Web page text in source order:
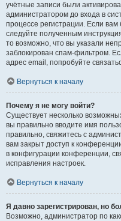
учётные записи были
администратором до входа в
процессе регистрации. Если
следуйте полученным
то возможно, что вы указали
заблокирован спам-фильтром.
адрес email, попробуйте
Вернуться к началу
Почему я не могу войти?
Существует несколько
вы правильно вводите имя
правильно, свяжитесь с
вам закрыт доступ к
в конфигурации конференции,
исправления настроек.
Вернуться к началу
Я давно зарегистрирован, но
Возможно, администратор по